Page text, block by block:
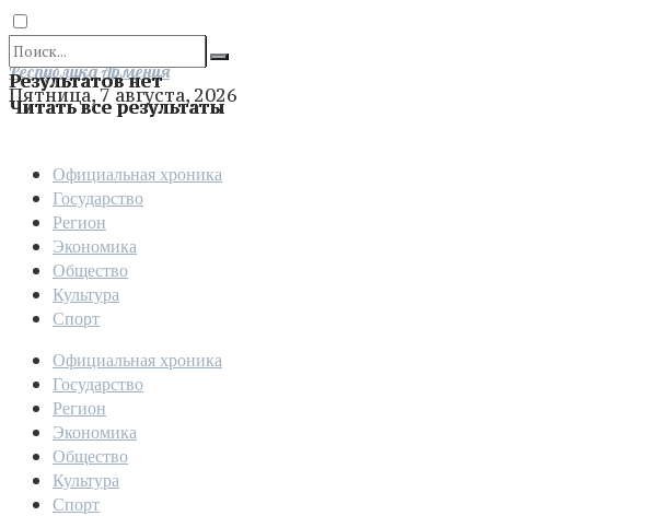
Результатов нет
Читать все результаты
Отправить
Республика Армения
Пятница, 7 августа, 2026
Официальная хроника
Государство
Регион
Экономика
Общество
Культура
Спорт
Официальная хроника
Государство
Регион
Экономика
Общество
Культура
Спорт